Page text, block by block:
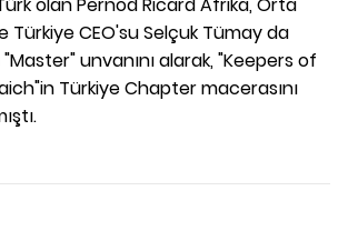
Türkiye CEO'su Selçuk Tümay da
"Master" unvanını alarak, "Keepers of
Türkiye Chapter macerasını